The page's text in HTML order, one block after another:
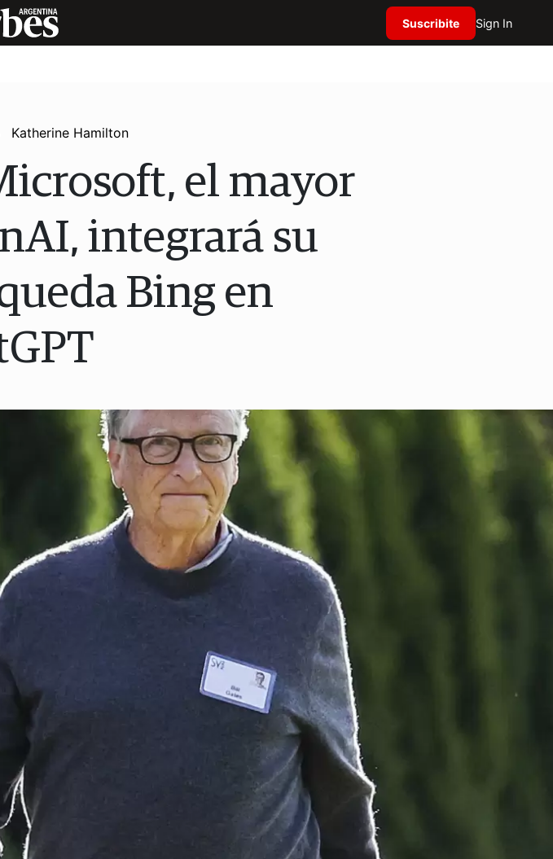
Suscribite Sign In
Katherine Hamilton
el mayor
integrará su
Bing en